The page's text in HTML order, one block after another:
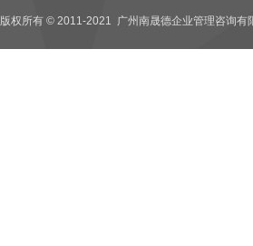
版权所有 © 2011-2021 广州南晟德企业管理咨询